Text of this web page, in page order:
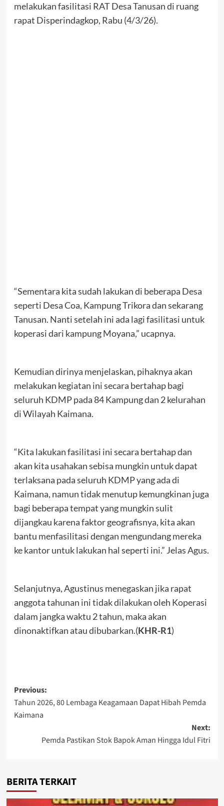
melakukan fasilitasi RAT Desa Tanusan di ruang
rapat Disperindagkop, Rabu (4/3/26).
“Sementara kita sudah lakukan di beberapa Desa
seperti Desa Coa, Kampung Trikora dan sekarang
Tanusan. Nanti setelah ini ada lagi fasilitasi untuk
koperasi dari kampung Moyana,” ucapnya.
Kemudian dirinya menjelaskan, pihaknya akan
melakukan kegiatan ini secara bertahap bagi
seluruh KDMP pada 84 Kampung dan 2 kelurahan
di Wilayah Kaimana.
“Kita lakukan fasilitasi ini secara bertahap dan
akan kita usahakan sebisa mungkin untuk dapat
terlaksana pada seluruh KDMP yang ada di
Kaimana, namun tidak menutup kemungkinan juga
bagi beberapa tempat yang mungkin sulit
dijangkau karena faktor geografisnya, kita akan
bantu menfasilitasi dengan mengundang mereka
ke kantor untuk lakukan hal seperti ini.” Jelas Agus.
Selanjutnya, Agustinus menegaskan jika rapat
anggota tahunan ini tidak dilakukan oleh Koperasi
dalam jangka waktu 2 tahun, maka akan
dinonaktifkan atau dibubarkan.(KHR-R1)
Post
navigation
Previous:
Tahun 2026, 80 Lembaga Keagamaan Dapat Hibah Pemda
Kaimana
Next:
Pemda Pastikan Stok Bapok Aman Hingga Idul Fitri
BERITA TERKAIT